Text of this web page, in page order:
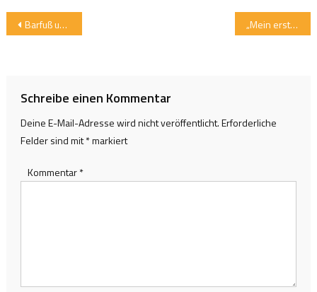
Beitragsnavigation
Barfuß und mit Flügelhorn: Sommer auf der Huberalm „Mein erster Gipfel in den Nockbergen“
Schreibe einen Kommentar
Deine E-Mail-Adresse wird nicht veröffentlicht.Erforderliche
Felder sind mit*markiert
Kommentar*